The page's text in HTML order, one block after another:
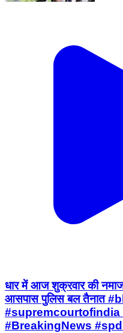
धार में आज शुक्रवार की
आसपास पुलिस बल तैनात
#supremcourtofindia
#BreakingNews